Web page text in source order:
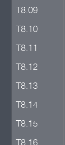
Т8.09
Т8.10
Т8.11
Т8.12
Т8.13
Т8.14
Т8.15
Т8.16